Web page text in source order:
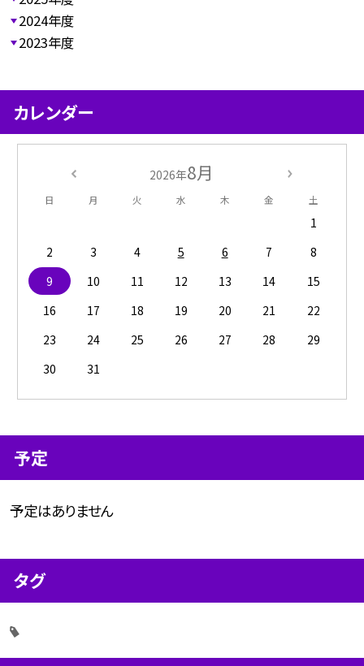
2024年度
2023年度
カレンダー
2026年8月
日 月 火 水 木 金 土
1
2
3 4 5 6 7
8
9
10 11 12 13 14
15
16
17 18 19 20 21
22
23
24 25 26 27 28
29
30
31
予定
予定はありません
タグ